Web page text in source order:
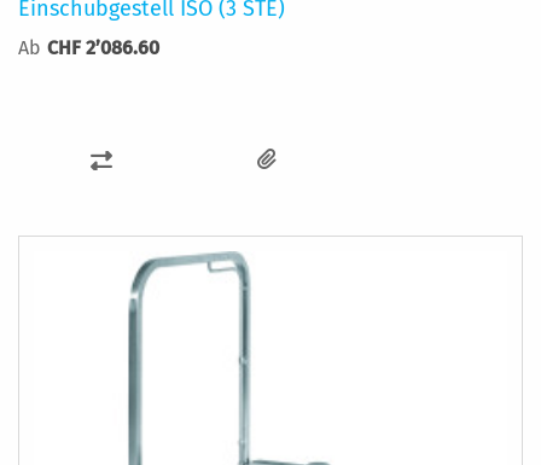
Einschubgestell ISO (3 STE)
Ab CHF 2’086.60
ZUR
HINZUFÜGEN